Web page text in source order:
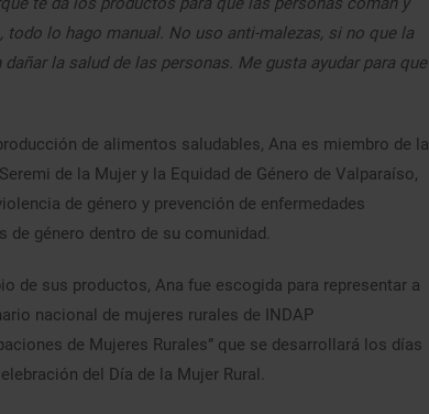
lo hago manual. No uso anti-malezas, si no que la
la salud de las personas. Me gusta ayudar para que
de alimentos saludables, Ana es miembro de la
de la Mujer y la Equidad de Género de Valparaíso,
de género y prevención de enfermedades
género dentro de su comunidad.
de sus productos, Ana fue escogida para representar a
nacional de mujeres rurales de INDAP
de Mujeres Rurales” que se desarrollará los días
del Día de la Mujer Rural.